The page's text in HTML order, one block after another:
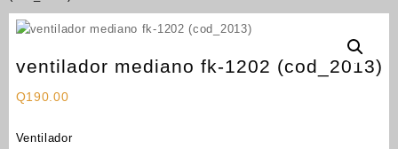
ventilador mediano fk-1202 (cod_2013)
Q190.00
Ventilador